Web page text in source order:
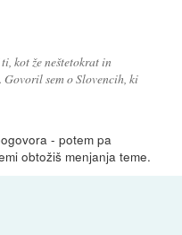
kot že neštetokrat in
sem o Slovencih, ki
- potem pa
obtožiš menjanja teme.